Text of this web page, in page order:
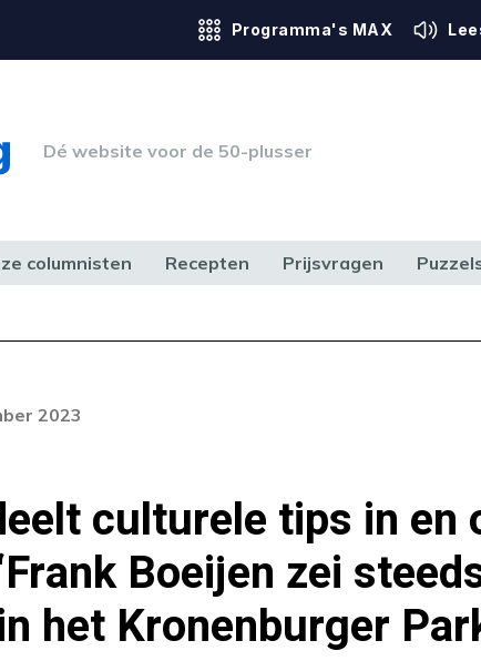
Programma's MAX
Dé website voor de 50-plusser
columnisten Recepten Prijsvragen
is op dit moment niet
zich blijft voordoen,
2023
culturele tips in en
Boeijen zei
het Kronenburger